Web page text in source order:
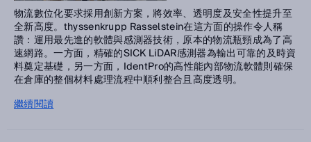
物流數位化要求採用創新方案，將效率、透明度及安全性提升至
全新高度。thyssenkrupp Rasselstein在這方面的操作令人稱
讚：運用最先進的軟體與感測器技術，原本的物流瓶頸成為了高
速網路。一方面，精確的SICK LiDAR感測器為輸出可靠的及時資
料奠定基礎，另一方面，IdentPro的高性能內部物流軟體則確保
在倉庫的整個材料處理流程中順利整合且高度透明。
繼續閱讀